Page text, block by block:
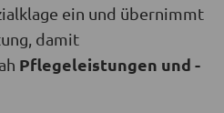
ein und übernimmt
damit
Pflegeleistungen und -